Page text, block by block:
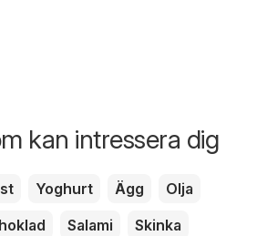
kan intressera dig
Yoghurt Ägg
Olja
Salami
Skinka